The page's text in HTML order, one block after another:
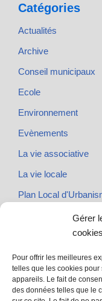
Gérer
cookies
Pour offrir les meilleures
telles que les cookies
appareils. Le fait de
des données telles que le
Catégories
Actualités
Archive
Conseil municipaux
Ecole
Environnement
Evènements
La vie associative
La vie locale
Plan Local
@ Sainte Marie des